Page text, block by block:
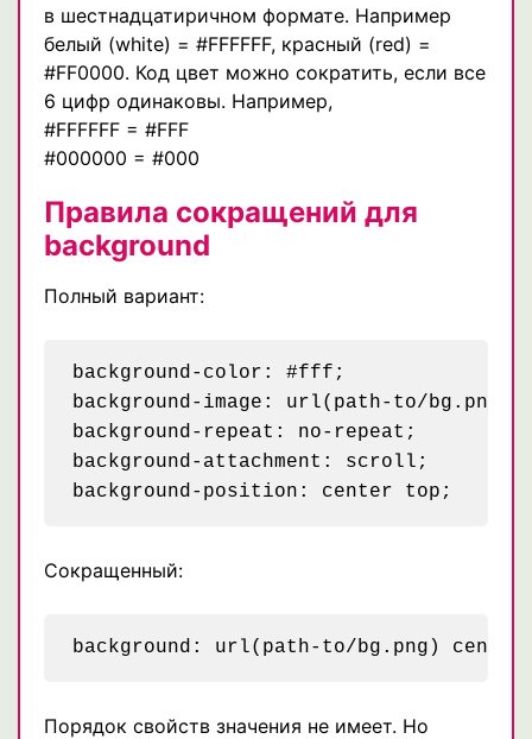
в шестнадцатиричном формате. Например
белый (white) = #FFFFFF, красный (red) =
#FF0000. Код цвет можно сократить, если все
6 цифр одинаковы. Например,
#FFFFFF = #FFF
#000000 = #000
Правила сокращений для
background
Полный вариант:
background-color: #fff;
background-image: url(path-to/bg.png);
background-repeat: no-repeat;
background-attachment: scroll;
Сокращенный:
Порядок свойств значения не имеет. Но